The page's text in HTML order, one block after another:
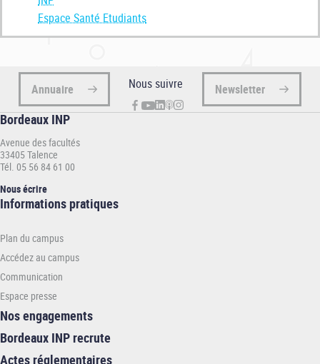
Psychologues, naturopathes, osthéopathes : des
consultations gratuites pour les étudiants chez Smoös[+
Espace Santé Etudiants
Annuaire Nous suivre Newsletter
Bordeaux INP
Avenue des facultés
33405 Talence
Tél. 05 56 84 61 00
Nous écrire
Informations
INP
Informations pratiques
Plan du campus
Accédez au campus
Communication
Espace presse
Nos engagements
Bordeaux INP recrute
Actes réglementaires